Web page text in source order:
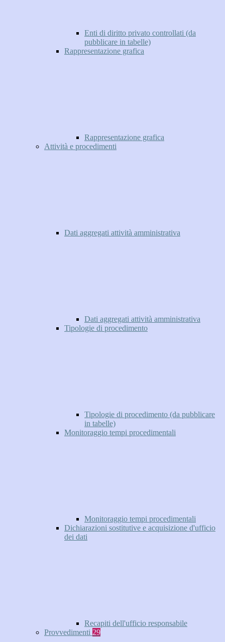
Enti di diritto privato controllati (da
pubblicare in tabelle)
Rappresentazione grafica
Rappresentazione grafica
Attività e procedimenti
Dati aggregati attività amministrativa
Dati aggregati attività amministrativa
Tipologie di procedimento
Tipologie di procedimento (da pubblicare
in tabelle)
Monitoraggio tempi procedimentali
Monitoraggio tempi procedimentali
Dichiarazioni sostitutive e acquisizione d'ufficio
dei dati
Recapiti dell'ufficio responsabile
Provvedimenti 29